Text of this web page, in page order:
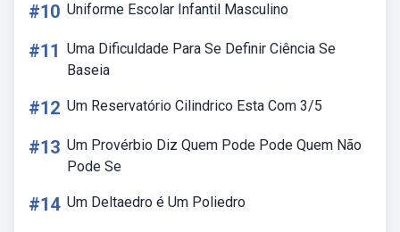
#10 Uniforme Escolar Infantil Masculino
#11 Uma Dificuldade Para Se Definir Ciência Se
Baseia
#12 Um Reservatório Cilindrico Esta Com 3/5
#13 Um Provérbio Diz Quem Pode Pode Quem Não
Pode Se
#14 Um Deltaedro é Um Poliedro